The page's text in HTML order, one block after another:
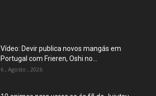
Vídeo: Devir publica novos mangás em
Portugal com Frieren, Oshi no...
6 , Agosto , 2026